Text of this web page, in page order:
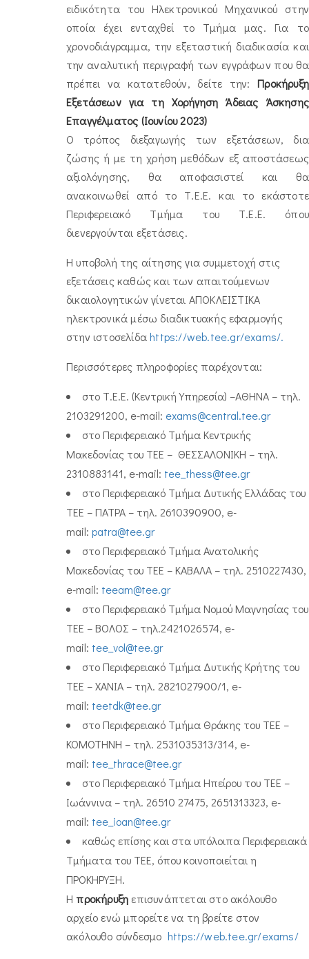
ειδικότητα του Ηλεκτρονικού Μηχανικού στην
οποία έχει ενταχθεί το Τμήμα μας. Για το
χρονοδιάγραμμα, την εξεταστική διαδικασία και
την αναλυτική περιγραφή των εγγράφων που θα
πρέπει να κατατεθούν, δείτε την:Προκήρυξη
Εξετάσεων για τη Χορήγηση Άδειας Άσκησης
Επαγγέλματος (Ιουνίου 2023)
Ο τρόπος διεξαγωγής των εξετάσεων, δια
ζώσης ή με τη χρήση μεθόδων εξ αποστάσεως
αξιολόγησης, θα αποφασιστεί και θα
ανακοινωθεί από το Τ.Ε.Ε. και το εκάστοτε
Περιφερειακό Τμήμα του Τ.Ε.Ε. όπου
διενεργούνται εξετάσεις.
Η υποβολή της αίτησης για συμμετοχή στις
εξετάσεις καθώς και των απαιτούμενων
δικαιολογητικών γίνεται ΑΠΟΚΛΕΙΣΤΙΚΑ
ηλεκτρονικά μέσω διαδικτυακής εφαρμογής
στην ιστοσελίδαhttps://web.tee.gr/exams/.
Περισσότερες πληροφορίες παρέχονται:
στο Τ.Ε.Ε. (Κεντρική Υπηρεσία) –ΑΘΗΝΑ – τηλ.
2103291200, e-mail: exams@central.tee.gr
στο Περιφερειακό Τμήμα Κεντρικής
Μακεδονίας του TEE – ΘΕΣΣΑΛΟΝΙΚΗ – τηλ.
2310883141, e-mail: tee_thess@tee.gr
στο Περιφερειακό Τμήμα Δυτικής Ελλάδας του
TEE – ΠΑΤΡΑ – τηλ. 2610390900, e-
mail: patra@tee.gr
στο Περιφερειακό Τμήμα Ανατολικής
Μακεδονίας του TEE – ΚΑΒΑΛΑ – τηλ. 2510227430,
e-mail: teeam@tee.gr
στο Περιφερειακό Τμήμα Νομού Μαγνησίας του
TEE – ΒΟΛΟΣ – τηλ.2421026574, e-
mail: tee_vol@tee.gr
στο Περιφερειακό Τμήμα Δυτικής Κρήτης του
TEE – ΧΑΝΙΑ – τηλ. 2821027900/1, e-
mail: teetdk@tee.gr
στο Περιφερειακό Τμήμα Θράκης του TEE –
ΚΟΜΟΤΗΝΗ – τηλ. 2531035313/314, e-
mail: tee_thrace@tee.gr
στο Περιφερειακό Τμήμα Ηπείρου του ΤΕΕ –
Ιωάννινα – τηλ. 26510 27475, 2651313323, e-
mail: tee_ioan@tee.gr
καθώς επίσης και στα υπόλοιπα Περιφερειακά
Τμήματα του TEE, όπου κοινοποιείται η
ΠΡΟΚΗΡΥΞΗ.
H προκήρυξη επισυνάπτεται στο ακόλουθο
αρχείο ενώ μπορείτε να τη βρείτε στον
ακόλουθο σύνδεσμο https://web.tee.gr/exams/